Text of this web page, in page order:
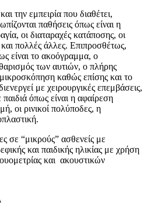
την εμπειρία που διαθέτει,
παθήσεις όπως είναι η
οι διαταραχές κατάποσης, οι
πολλές άλλες. Επιπροσθέτως,
είναι το ακοόγραμμα, ο
των αυτιών, ο πλήρης
καθώς επίσης και το
με χειρουργικές επεμβάσεις,
όπως είναι η αφαίρεση
οι ρινικοί πολύποδες, η
σε “μικρούς” ασθενείς με
και παιδικής ηλικίας με χρήση
και ακουστικών